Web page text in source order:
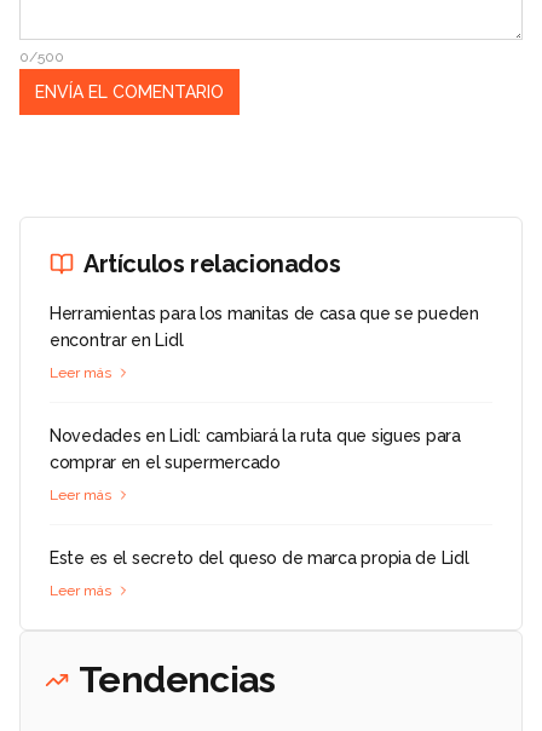
0/500
Artículos relacionados
Herramientas para los manitas de casa que se pueden
encontrar en Lidl
Leer más
Novedades en Lidl: cambiará la ruta que sigues para
comprar en el supermercado
Leer más
Este es el secreto del queso de marca propia de Lidl
Leer más
Tendencias